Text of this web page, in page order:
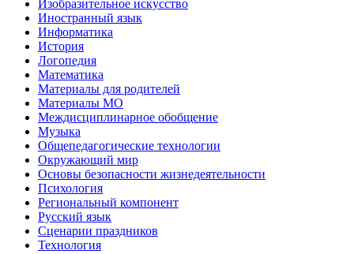
Изобразительное искусство
Иностранный язык
Информатика
История
Логопедия
Математика
Материалы для родителей
Материалы МО
Междисциплинарное обобщение
Музыка
Общепедагогические технологии
Окружающий мир
Основы безопасности жизнедеятельности
Психология
Региональный компонент
Русский язык
Сценарии праздников
Технология